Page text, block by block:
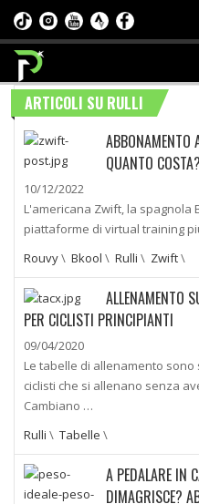
ARTICOLI SU RULLI
ABBONAMENTO
QUANTO
10/12/2022
L'americana Zwift, la spagnola
piattaforme di virtual training
Rouvy\ Bkool \ Rulli \ Zwift\
ALLENAMENTO
PER CICLISTI PRINCIPIANTI
09/04/2020
Le tabelle di allenamento
ciclisti che si allenano senza
Cambiano …
Rulli \ Tabelle \
A PEDALARE IN
DIMAGRISCE?